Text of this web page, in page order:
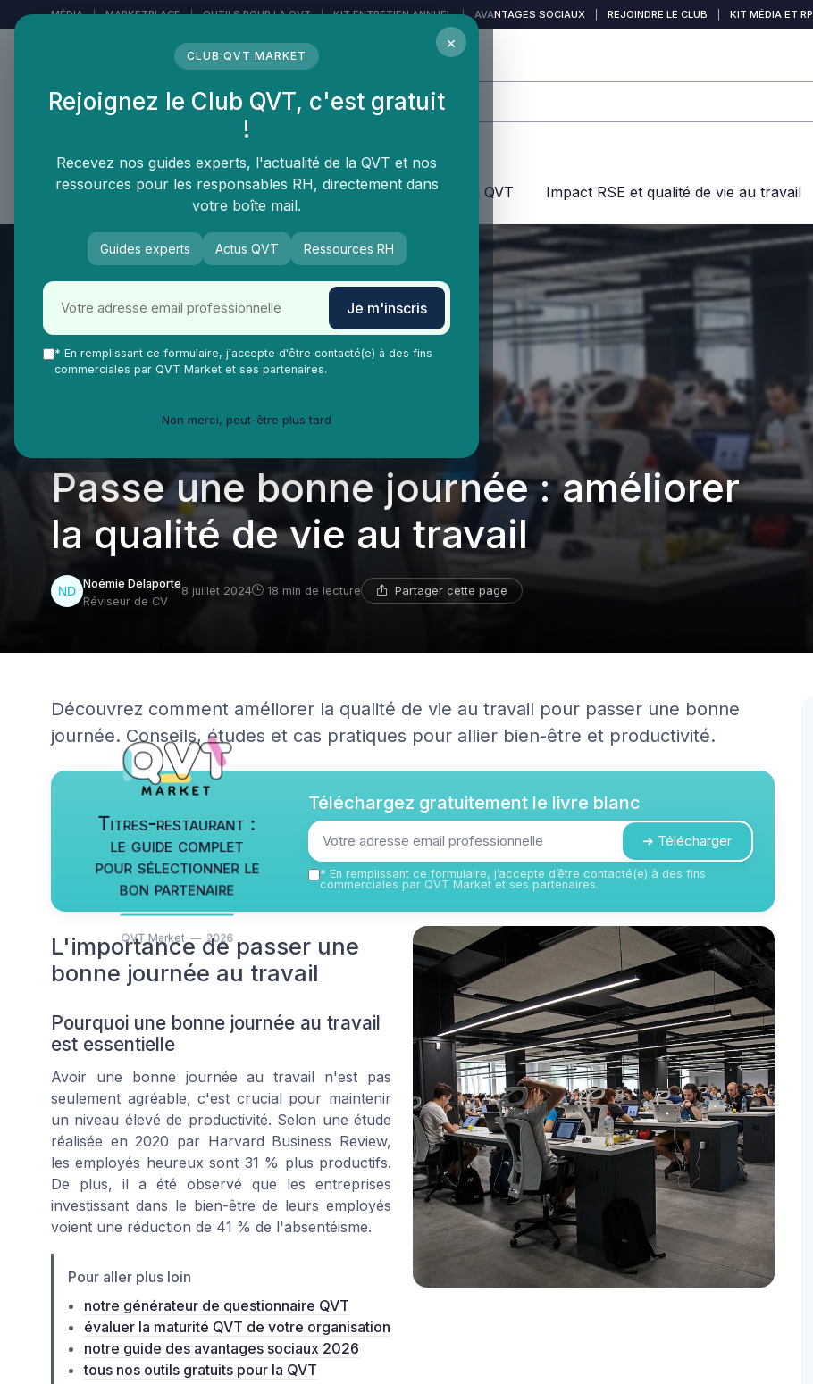
MÉDIA | MARKETPLACE | OUTILS POUR LA QVT | KIT ENTRETIEN ANNUEL | AVANTAGES SOCIAUX REJOINDRE LE CLUB KIT MÉDIA ET RP
LE MÉDIA DES
Vie Ma Vie dans la QVT Tendances QVT Enjeux dans la QVT Impact RSE et qualité de vie au travail
Passe une bonne journée : améliorer
la qualité de vie au travail
Noémie Delaporte
Réviseur de CV
8 juillet 2024 18 min de lecture Partager cette page
Découvrez comment améliorer la qualité de vie au travail pour passer une bonne
journée. Conseils, études et cas pratiques pour allier bien-être et productivité.
Titres-restaurant :
le guide complet
pour sélectionner le
bon partenaire
QVT Market — 2026
Téléchargez gratuitement le livre blanc
➔ Télécharger
* En remplissant ce formulaire, j’accepte d’être contacté(e) à des fins
commerciales par QVT Market et ses partenaires.
L'importance de passer une
bonne journée au travail
Pourquoi une bonne journée au travail
est essentielle
Avoir une bonne journée au travail n'est pas
seulement agréable, c'est crucial pour maintenir
un niveau élevé de productivité. Selon une étude
réalisée en 2020 par Harvard Business Review,
les employés heureux sont 31 % plus productifs.
De plus, il a été observé que les entreprises
investissant dans le bien-être de leurs employés
voient une réduction de 41 % de l'absentéisme.
Pour aller plus loin
notre générateur de questionnaire QVT
évaluer la maturité QVT de votre organisation
notre guide des avantages sociaux 2026
tous nos outils gratuits pour la QVT
×
CLUB QVT MARKET
Rejoignez le Club QVT, c'est gratuit
!
Recevez nos guides experts, l'actualité de la QVT et nos
ressources pour les responsables RH, directement dans
votre boîte mail.
Guides experts Actus QVT Ressources RH
Je m'inscris
* En remplissant ce formulaire, j'accepte d'être contacté(e) à des fins
commerciales par QVT Market et ses partenaires.
Non merci, peut-être plus tard
Panneau de gestion des cookies